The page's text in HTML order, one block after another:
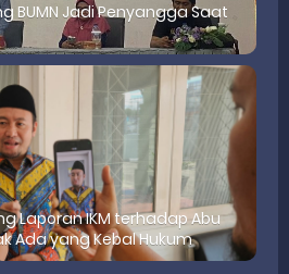
BUMN Jadi Penyangga Saat
Laporan IKM terhadap Abu
Ada yang Kebal Hukum